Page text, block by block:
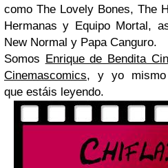
como The Lovely Bones, The
Hermanas y Equipo Mortal,
New Normal y Papa Canguro.
Somos Enrique de Bendita
Cinemascomics, y yo mismo
que estáis leyendo.